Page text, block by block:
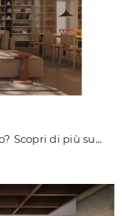
Vuoi riammodernare il soggiorno? Scopri di più sulle librerie moderne componibili e arreda i tuoi spazi con il modello Libreria LV711.